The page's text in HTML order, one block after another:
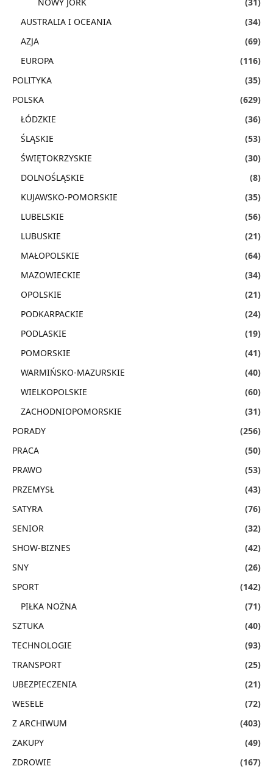
NOWY JORK
(31)
AUSTRALIA I OCEANIA
(34)
AZJA
(69)
EUROPA
(116)
POLITYKA
(35)
POLSKA
(629)
ŁÓDZKIE
(36)
ŚLĄSKIE
(53)
ŚWIĘTOKRZYSKIE
(30)
DOLNOŚLĄSKIE
(8)
KUJAWSKO-POMORSKIE
(35)
LUBELSKIE
(56)
LUBUSKIE
(21)
MAŁOPOLSKIE
(64)
MAZOWIECKIE
(34)
OPOLSKIE
(21)
PODKARPACKIE
(24)
PODLASKIE
(19)
POMORSKIE
(41)
WARMIŃSKO-MAZURSKIE
(40)
WIELKOPOLSKIE
(60)
ZACHODNIOPOMORSKIE
(31)
PORADY
(256)
PRACA
(50)
PRAWO
(53)
PRZEMYSŁ
(43)
SATYRA
(76)
SENIOR
(32)
SHOW-BIZNES
(42)
SNY
(26)
SPORT
(142)
PIŁKA NOŻNA
(71)
SZTUKA
(40)
TECHNOLOGIE
(93)
TRANSPORT
(25)
UBEZPIECZENIA
(21)
WESELE
(72)
Z ARCHIWUM
(403)
ZAKUPY
(49)
ZDROWIE
(167)